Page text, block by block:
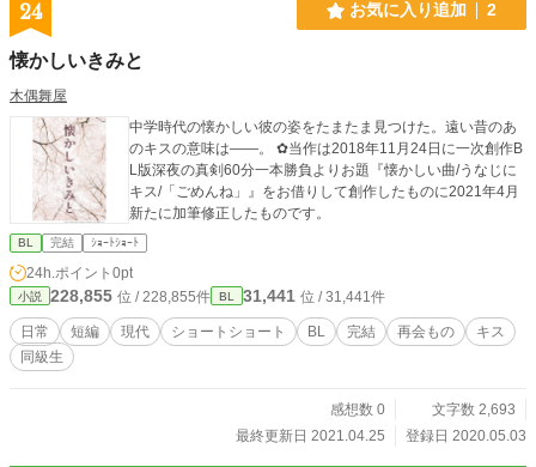
24 お気に入り追加 2
懐かしいきみと
木偶舞屋
中学時代の懐かしい彼の姿をたまたま見つけた。遠い昔のあ
のキスの意味は――。 ✿当作は2018年11月24日に一次創作B
L版深夜の真剣60分一本勝負よりお題『懐かしい曲/うなじに
キス/「ごめんね」』をお借りして創作したものに2021年4月
新たに加筆修正したものです。
BL 完結 ｼｮｰﾄｼｮｰﾄ
24h.ポイント 0pt
小説 228,855 位 / 228,855件 BL 31,441 位 / 31,441件
日常 短編 現代 ショートショート BL 完結 再会もの
キス
同級生
感想数 0
文字数 2,693
最終更新日 2021.04.25
登録日 2020.05.03